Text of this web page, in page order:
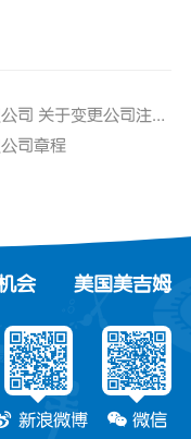
大连美吉姆教育科技股份有限公司 关于变更公司注册资本、经营范围及修订《公司章程》的公告
司章程
会 美国美吉姆
新浪微博 微信